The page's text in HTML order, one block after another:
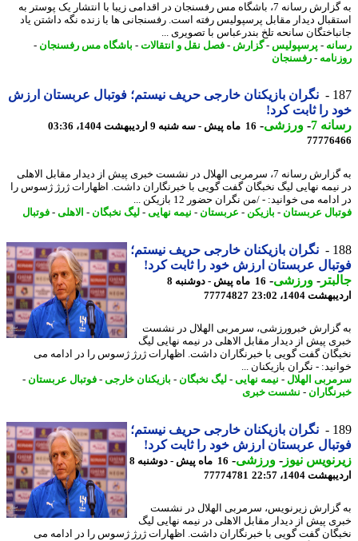
به گزارش رسانه 7، باشگاه مس رفسنجان در اقدامی زیبا با انتشار یک پوستر به
دیدار مقابل پرسپولیس رفته است. رفسنجانی ها با زنده نگه داشتن یاد
سانحه تلخ بندرعباس با تصویری ...
-پرسپولیس-گزارش -فصل نقل و انتقالات-باشگاه مس رفسنجان-
-رفسنجان
نگران بازیکنان خارجی حریف نیستم؛ فوتبال عربستان ارزش
را ثابت کرد!
7
-ورزشی-16 ماه پیش - سه شنبه 9 اردیبهشت 1404، 03:36
به گزارش رسانه 7، سرمربی الهلال در نشست خبری پیش از دیدار مقابل الاهلی
نهایی لیگ نخبگان گفت گویی با خبرنگاران داشت. اظهارات ژرژ ژسوس را
می خوانید: - /من نگران حضور 12 بازیکن ...
عربستان-بازیکن -عربستان-نیمه نهایی-لیگ نخبگان-الاهلی-فوتبال
نگران بازیکنان خارجی حریف نیستم؛
عربستان ارزش خود را ثابت کرد!
-ورزشی-
16 ماه پیش - دوشنبه 8
1404، 23:02
77774827
خبرورزشی، سرمربی الهلال در نشست
پیش از دیدار مقابل الاهلی در نیمه نهایی لیگ
گفت گویی با خبرنگاران داشت. اظهارات ژرژ ژسوس را در ادامه می
- نگران بازیکنان ...
الهلال-نیمه نهایی-لیگ نخبگان-بازیکنان خارجی-فوتبال عربستان-
- نشست خبری
نگران بازیکنان خارجی حریف نیستم؛
عربستان ارزش خود را ثابت کرد!
نیوز-ورزشی-
16 ماه پیش - دوشنبه 8
1404، 22:57
77774781
زیرنویس، سرمربی الهلال در نشست
پیش از دیدار مقابل الاهلی در نیمه نهایی لیگ
گفت گویی با خبرنگاران داشت. اظهارات ژرژ ژسوس را در ادامه می